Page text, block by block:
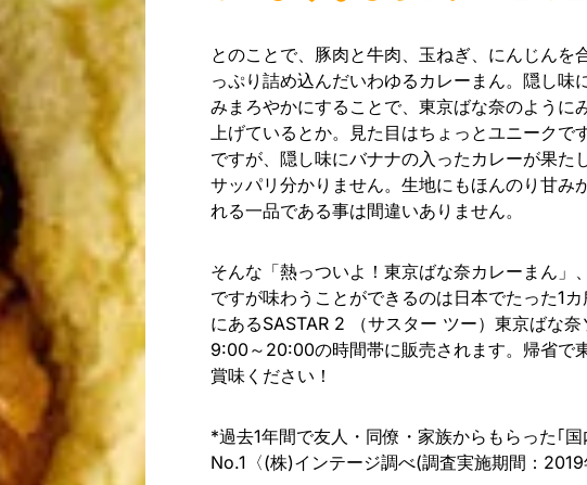
とのことで、豚肉と牛肉、玉ねぎ、にんじんを
っぷり詰め込んだいわゆるカレーまん。隠し味
みまろやかにすることで、東京ばな奈のように
上げているとか。見た目はちょっとユニークで
ですが、隠し味にバナナの入ったカレーが果た
サッパリ分かりません。生地にもほんのり甘み
れる一品である事は間違いありません。
そんな「熱っついよ！東京ばな奈カレーまん」
ですが味わうことができるのは日本でたった1カ
にあるSASTAR 2 （サスター ツー）東京ばな奈
9:00～20:00の時間帯に販売されます。帰省で
賞味ください！
*過去1年間で友人・同僚・家族からもらった｢
No.1〈(株)インテージ調べ(調査実施期間：2019